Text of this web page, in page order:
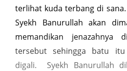
terlihat kuda terbang di
Syekh Banurullah akan
memandikan jenazahnya
tersebut sehingga batu
digali. Syekh Banurullah